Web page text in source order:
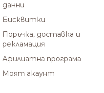
данни
Бисквитки
Поръчка, доставка и
рекламация
Афилиатна програма
Моят акаунт